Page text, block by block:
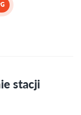
stacji